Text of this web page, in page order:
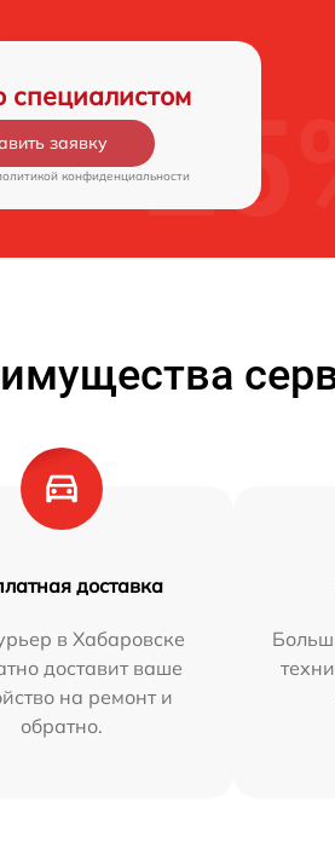
специалистом
заявку
конфиденциальности
доставка
в Хабаровске
доставит ваше
на ремонт и
обратно.